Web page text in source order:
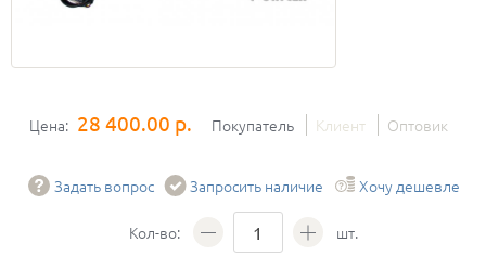
Цена: 28 400.00 р. Покупатель Клиент Оптовик
Задать вопрос Запросить наличие Хочу дешевле
Кол-во: шт.